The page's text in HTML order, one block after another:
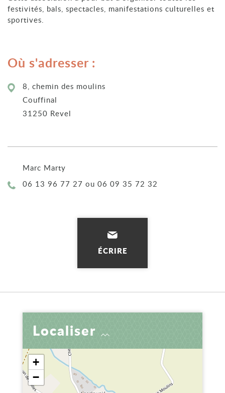
festivités, bals, spectacles, manifestations culturelles et
sportives.
Où s'adresser :
8, chemin des moulins
Couffinal
31250 Revel
Marc Marty
Téléphone :
06 13 96 77 27 ou 06 09 35 72 32
ÉCRIRE
Localiser
+
−